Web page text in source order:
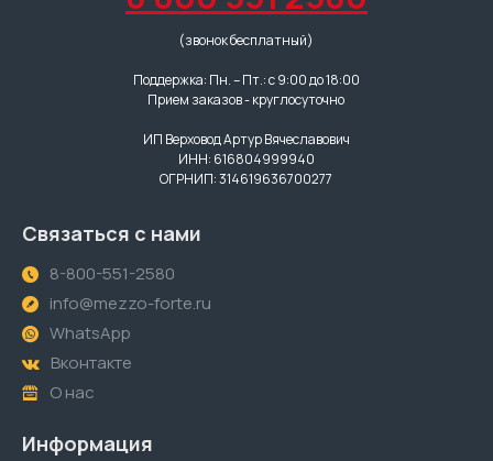
(звонок бесплатный)
Поддержка: Пн. – Пт.: с 9:00 до 18:00
Прием заказов - круглосуточно
ИП Верховод Артур Вячеславович
ИНН: 616804999940
ОГРНИП: 314619636700277
Связаться с нами
8-800-551-2580
info@mezzo-forte.ru
WhatsApp
Вконтакте
О нас
Информация